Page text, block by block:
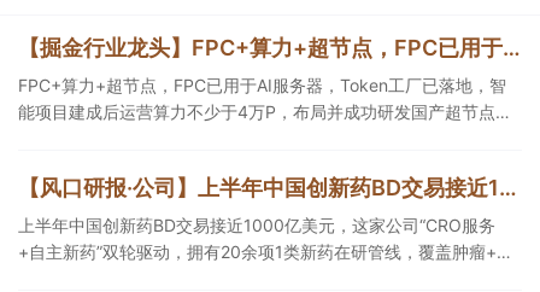
【掘金行业龙头】FPC+算力+超节点，FPC已用于AI服务器，Token工厂已落地，智能项目建成后运营算力不少于4万P，这家公司布局并成功研发国产超节点系统
FPC+算力+超节点，FPC已用于AI服务器，Token工厂已落地，智
能项目建成后运营算力不少于4万P，布局并成功研发国产超节点系
【风口研报·公司】上半年中国创新药BD交易接近1000亿美元，这家公司“CRO服务+自主新药”双轮驱动，拥有20余项1类新药在研管线，覆盖肿瘤+自免+疼痛管理等重大领域
上半年中国创新药BD交易接近1000亿美元，这家公司“CRO服务
+自主新药”双轮驱动，拥有20余项1类新药在研管线，覆盖肿瘤+自